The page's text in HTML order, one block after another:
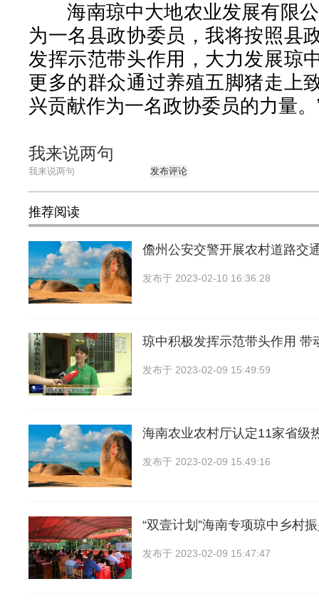
海南琼中大地农业发展有限公
为一名县政协委员，我将按照县
发挥示范带头作用，大力发展琼
更多的群众通过养殖五脚猪走上
兴贡献作为一名政协委员的力量。
我来说两句
发布评论
推荐阅读
儋州公安交警开展农村道路交
发布于 2023-02-10 16:36:28
琼中积极发挥示范带头作用 带
发布于 2023-02-09 15:49:59
海南农业农村厅认定11家省级
发布于 2023-02-09 15:49:16
“双壹计划”海南专项琼中乡村
发布于 2023-02-09 15:47:47